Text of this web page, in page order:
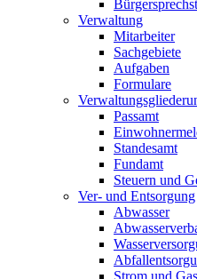
Verwaltung
Mitarbeiter
Sachgebiete
Aufgaben
Formulare
Passamt
Standesamt
Fundamt
Steuern und
Ver- und Entsorgung
Abwasser
Strom und Gas